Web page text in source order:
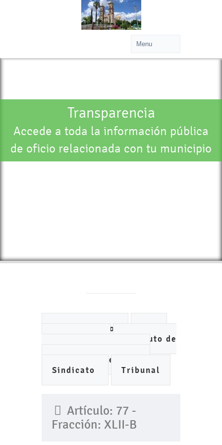
Transparencia
Accede a toda la información pública
de oficio relacionada con tu municipio
Ayuntamiento
Instituto de
Organismo de Agua
Sindicato
Tribunal
Artículo: 77 -
Fracción: XLII-B